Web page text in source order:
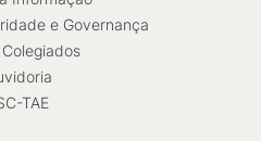
e Governança
TAE